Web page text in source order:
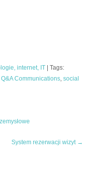
internet, IT
| Tags:
Q&A Communications, social
System rezerwacji wizyt →